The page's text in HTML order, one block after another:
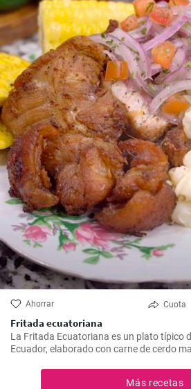
Ahorrar Cuota
Fritada ecuatoriana
La Fritada Ecuatoriana es un plato típico
Ecuador, elaborado con carne de cerdo
y tierna.
Más recetas